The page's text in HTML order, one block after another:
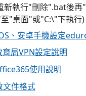
新執行"刪除".bat後
"桌面"或"C:\"下執行)
、安卓手機設定
局VPN設定說明
使用說明
文件格式